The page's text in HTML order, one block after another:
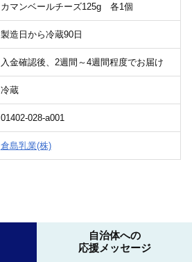
カマンベールチーズ125g 各1個
製造日から冷蔵90日
入金確認後、2週間～4週間程度でお届け
冷蔵
01402-028-a001
倉島乳業(株)
自治体への
応援メッセージ